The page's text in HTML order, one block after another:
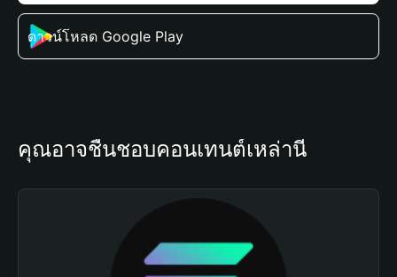
ดาวน์โหลด Google Play
คุณอาจชื่นชอบคอนเทนต์เหล่านี้